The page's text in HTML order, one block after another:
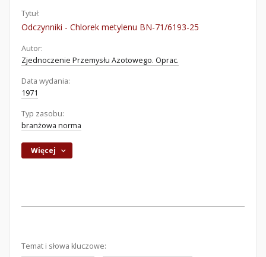
Tytuł:
Odczynniki - Chlorek metylenu BN-71/6193-25
Autor:
Zjednoczenie Przemysłu Azotowego. Oprac.
Data wydania:
1971
Typ zasobu:
branżowa norma
Więcej
Temat i słowa kluczowe: